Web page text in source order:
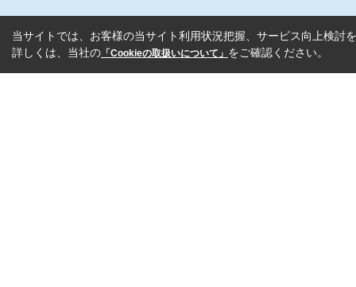
当サイトでは、お客様の当サイト利用状況把握、サービス向上検討
詳しくは、当社の 「Cookieの取扱いについて」 をご確認ください。